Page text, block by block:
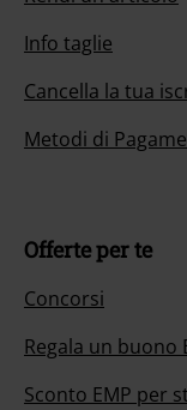
Info taglie
Cancella la tua
Metodi di
Offerte per te
Concorsi
Regala un buono
Sconto EMP per